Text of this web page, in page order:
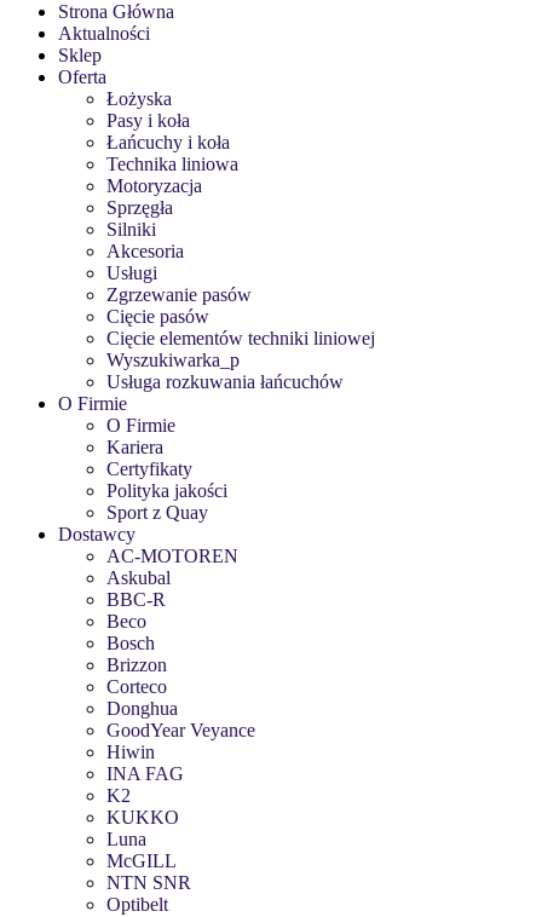
Strona Główna
Aktualności
Sklep
Oferta
Łożyska
Pasy i koła
Łańcuchy i koła
Technika liniowa
Motoryzacja
Sprzęgła
Silniki
Akcesoria
Usługi
Zgrzewanie pasów
Cięcie pasów
Cięcie elementów techniki liniowej
Wyszukiwarka_p
Usługa rozkuwania łańcuchów
O Firmie
O Firmie
Kariera
Certyfikaty
Polityka jakości
Sport z Quay
Dostawcy
AC-MOTOREN
Askubal
BBC-R
Beco
Bosch
Brizzon
Corteco
Donghua
GoodYear Veyance
Hiwin
INA FAG
K2
KUKKO
Luna
McGILL
NTN SNR
Optibelt